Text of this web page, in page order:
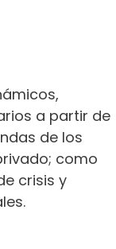
ámbitos
a partir de
de los
como
crisis y